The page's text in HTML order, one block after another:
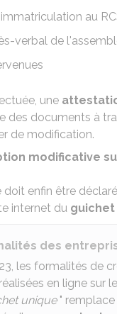
au
verbal de
une
des documents à
de modification.
modificative
enfin être
internet du
des
les formalités de
en ligne sur le
unique" remplace